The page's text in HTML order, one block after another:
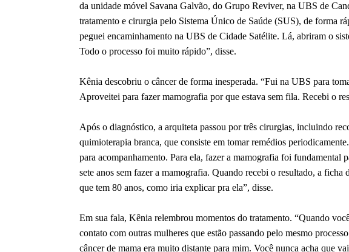
da unidade móvel Savana Galvão, do Grupo Reviver, na UBS de
tratamento e cirurgia pelo Sistema Único de Saúde (SUS), de forma
peguei encaminhamento na UBS de Cidade Satélite. Lá, abriram o
Todo o processo foi muito rápido”, disse.
Kênia descobriu o câncer de forma inesperada. “Fui na UBS para
Aproveitei para fazer mamografia por que estava sem fila. Recebi o
Após o diagnóstico, a arquiteta passou por três cirurgias, incluindo
quimioterapia branca, que consiste em tomar remédios
para acompanhamento. Para ela, fazer a mamografia foi fundamental
sete anos sem fazer a mamografia. Quando recebi o resultado, a ficha
que tem 80 anos, como iria explicar pra ela”, disse.
Em sua fala, Kênia relembrou momentos do tratamento. “Quando
contato com outras mulheres que estão passando pelo mesmo
câncer de mama era muito distante para mim. Você nunca acha que